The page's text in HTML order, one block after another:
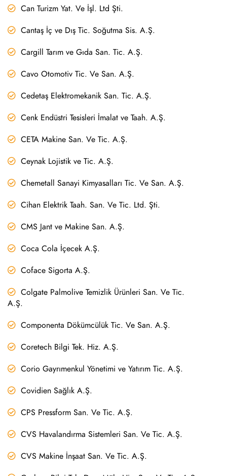
Can Turizm Yat. Ve İşl. Ltd Şti.
Cantaş İç ve Dış Tic. Soğutma Sis. A.Ş.
Cargill Tarım ve Gıda San. Tic. A.Ş.
Cavo Otomotiv Tic. Ve San. A.Ş.
Cedetaş Elektromekanik San. Tic. A.Ş.
Cenk Endüstri Tesisleri İmalat ve Taah. A.Ş.
CETA Makine San. Ve Tic. A.Ş.
Ceynak Lojistik ve Tic. A.Ş.
Chemetall Sanayi Kimyasalları Tic. Ve San. A.Ş.
Cihan Elektrik Taah. San. Ve Tic. Ltd. Şti.
CMS Jant ve Makine San. A.Ş.
Coca Cola İçecek A.Ş.
Coface Sigorta A.Ş.
Colgate Palmolive Temizlik Ürünleri San. Ve Tic.
A.Ş.
Componenta Dökümcülük Tic. Ve San. A.Ş.
Coretech Bilgi Tek. Hiz. A.Ş.
Corio Gayrımenkul Yönetimi ve Yatırım Tic. A.Ş.
Covidien Sağlık A.Ş.
CPS Pressform San. Ve Tic. A.Ş.
CVS Havalandırma Sistemleri San. Ve Tic. A.Ş.
CVS Makine İnşaat San. Ve Tic. A.Ş.